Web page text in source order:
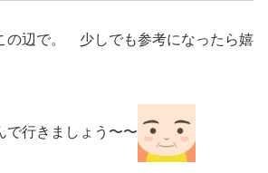
の辺で。 少しでも参考になったら嬉
で行きましょう〜〜